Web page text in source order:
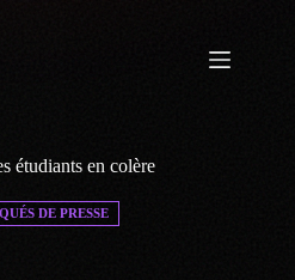
étudiants en colère
DE PRESSE